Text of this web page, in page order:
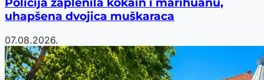
uhapšena dvojica muškaraca
07.08.2026.